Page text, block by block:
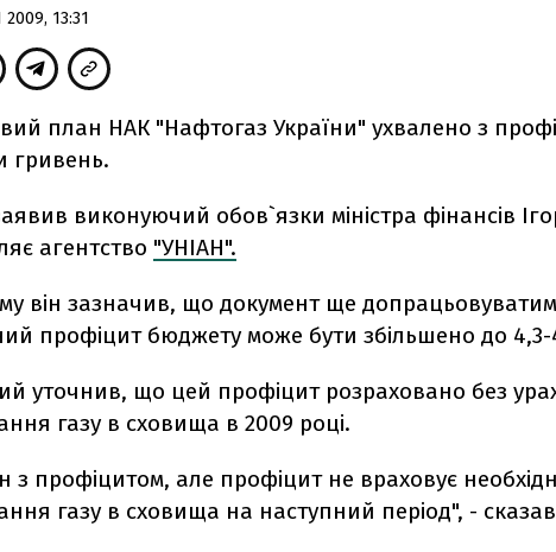
13:31
план НАК "Нафтогаз України" ухвалено з
гривень.
виконуючий обов`язки міністра фінансів
агентство "УНІАН".
він зазначив, що документ ще
профіцит бюджету може бути збільшено до
уточнив, що цей профіцит розраховано без
газу в сховища в 2009 році.
з профіцитом, але профіцит не враховує
газу в сховища на наступний період", - сказав